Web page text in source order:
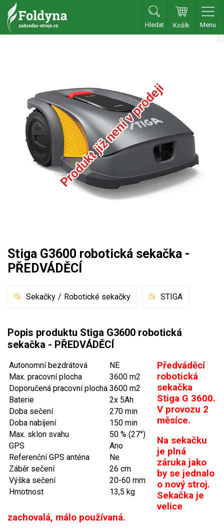
Hledat Košík Menu
Aku traktory
Příslušenství
Sekačky
Benzínové sekačky
Akumulátorové sekačky
Křovinořezy a vyžínače
Motorové pily
Aku pily
Elektrické pily
Jednoruční pily
Vyvětvovací pily
AKU zahradní technika
Aku křovinořezy a vyžínače
Aku pily
Aku STIHL
Produkt již není v prodeji
Stiga G3600 robotická sekačka -
PŘEDVÁDĚCÍ
Sekačky Robotické sekačky STIGA
Popis produktu Stiga G3600 robotická
sekačka - PŘEDVÁDĚCÍ
Autonomní bezdrátová
NE
Max. pracovní plocha
3600 m2
Doporučená pracovní plocha 3600 m2
Baterie
2x 5Ah
Doba sečení
270 min
Doba nabíjení
150 min
Max. sklon svahu
50 % (27°)
GPS
Ano
Referenční GPS anténa
Ne
Záběr sečení
26 cm
Výška sečení
20-60 mm
Hmotnost
13,5 kg
Předváděcí
robotická
sekačka
Stiga G 3600.
V provozu 2
měsíce.
Na sekačku
je plná
záruka jako
by se jednalo
o nový stroj.
Sekačka je
velice
zachovalá, málo používaná.